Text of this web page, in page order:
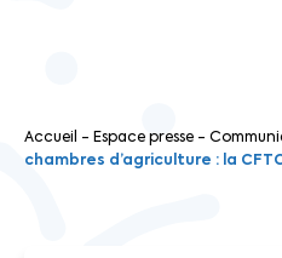
Accueil - Espace presse -
chambres d’agriculture : la